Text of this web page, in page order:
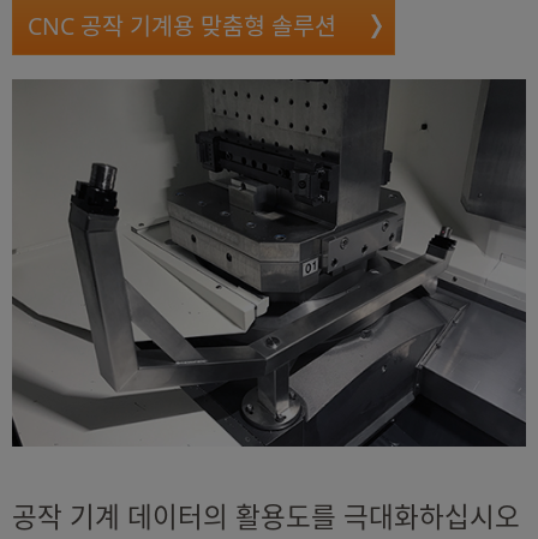
CNC 공작 기계용 맞춤형 솔루션
공작 기계 데이터의 활용도를 극대화하십시오